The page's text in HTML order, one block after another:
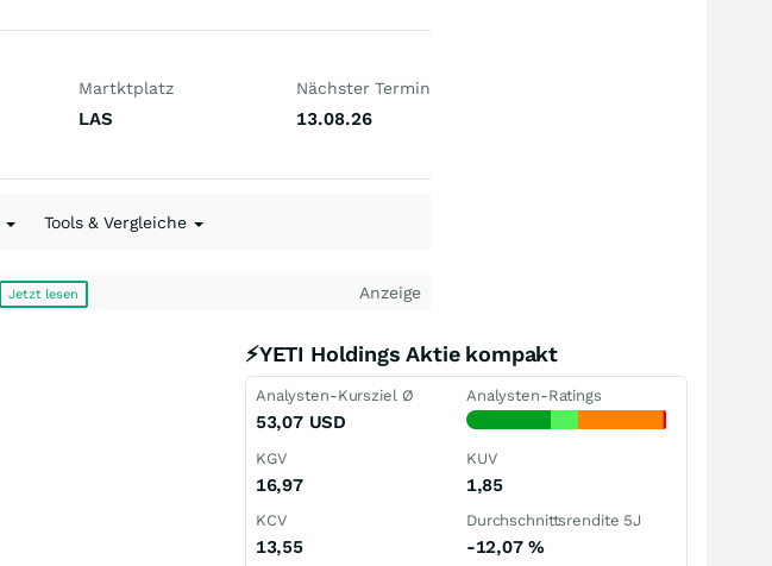
Martktplatz
LAS
Nächster Termin
13.08.26
Tools & Vergleiche
Jetzt lesen Anzeige
⚡YETI Holdings Aktie kompakt
Analysten-Kursziel Ø
53,07 USD
Analysten-Ratings
KGV
16,97
KUV
1,85
KCV
13,55
Durchschnittsrendite 5J
-12,07 %